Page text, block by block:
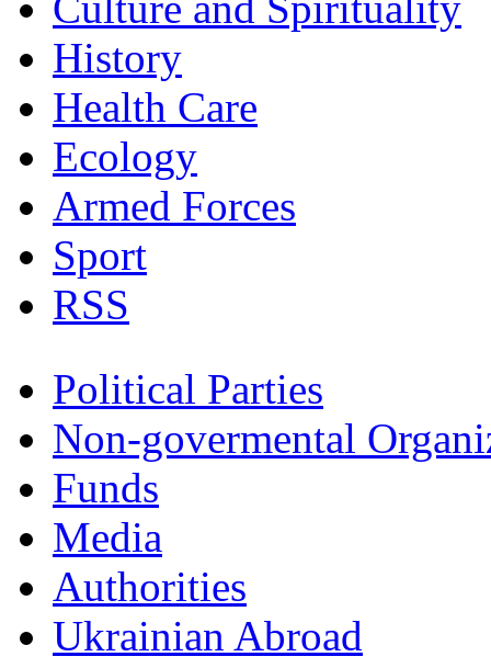
History
Health Care
Ecology
Armed Forces
Sport
RSS
Political Parties
Non-govermental
Funds
Мedia
Authorities
Ukrainian Abroad